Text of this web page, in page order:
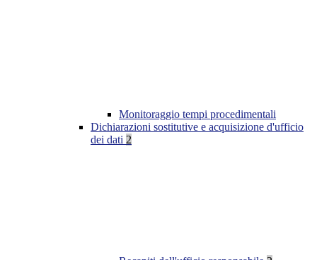
Monitoraggio tempi procedimentali
Dichiarazioni sostitutive e acquisizione d'ufficio
dei dati 2